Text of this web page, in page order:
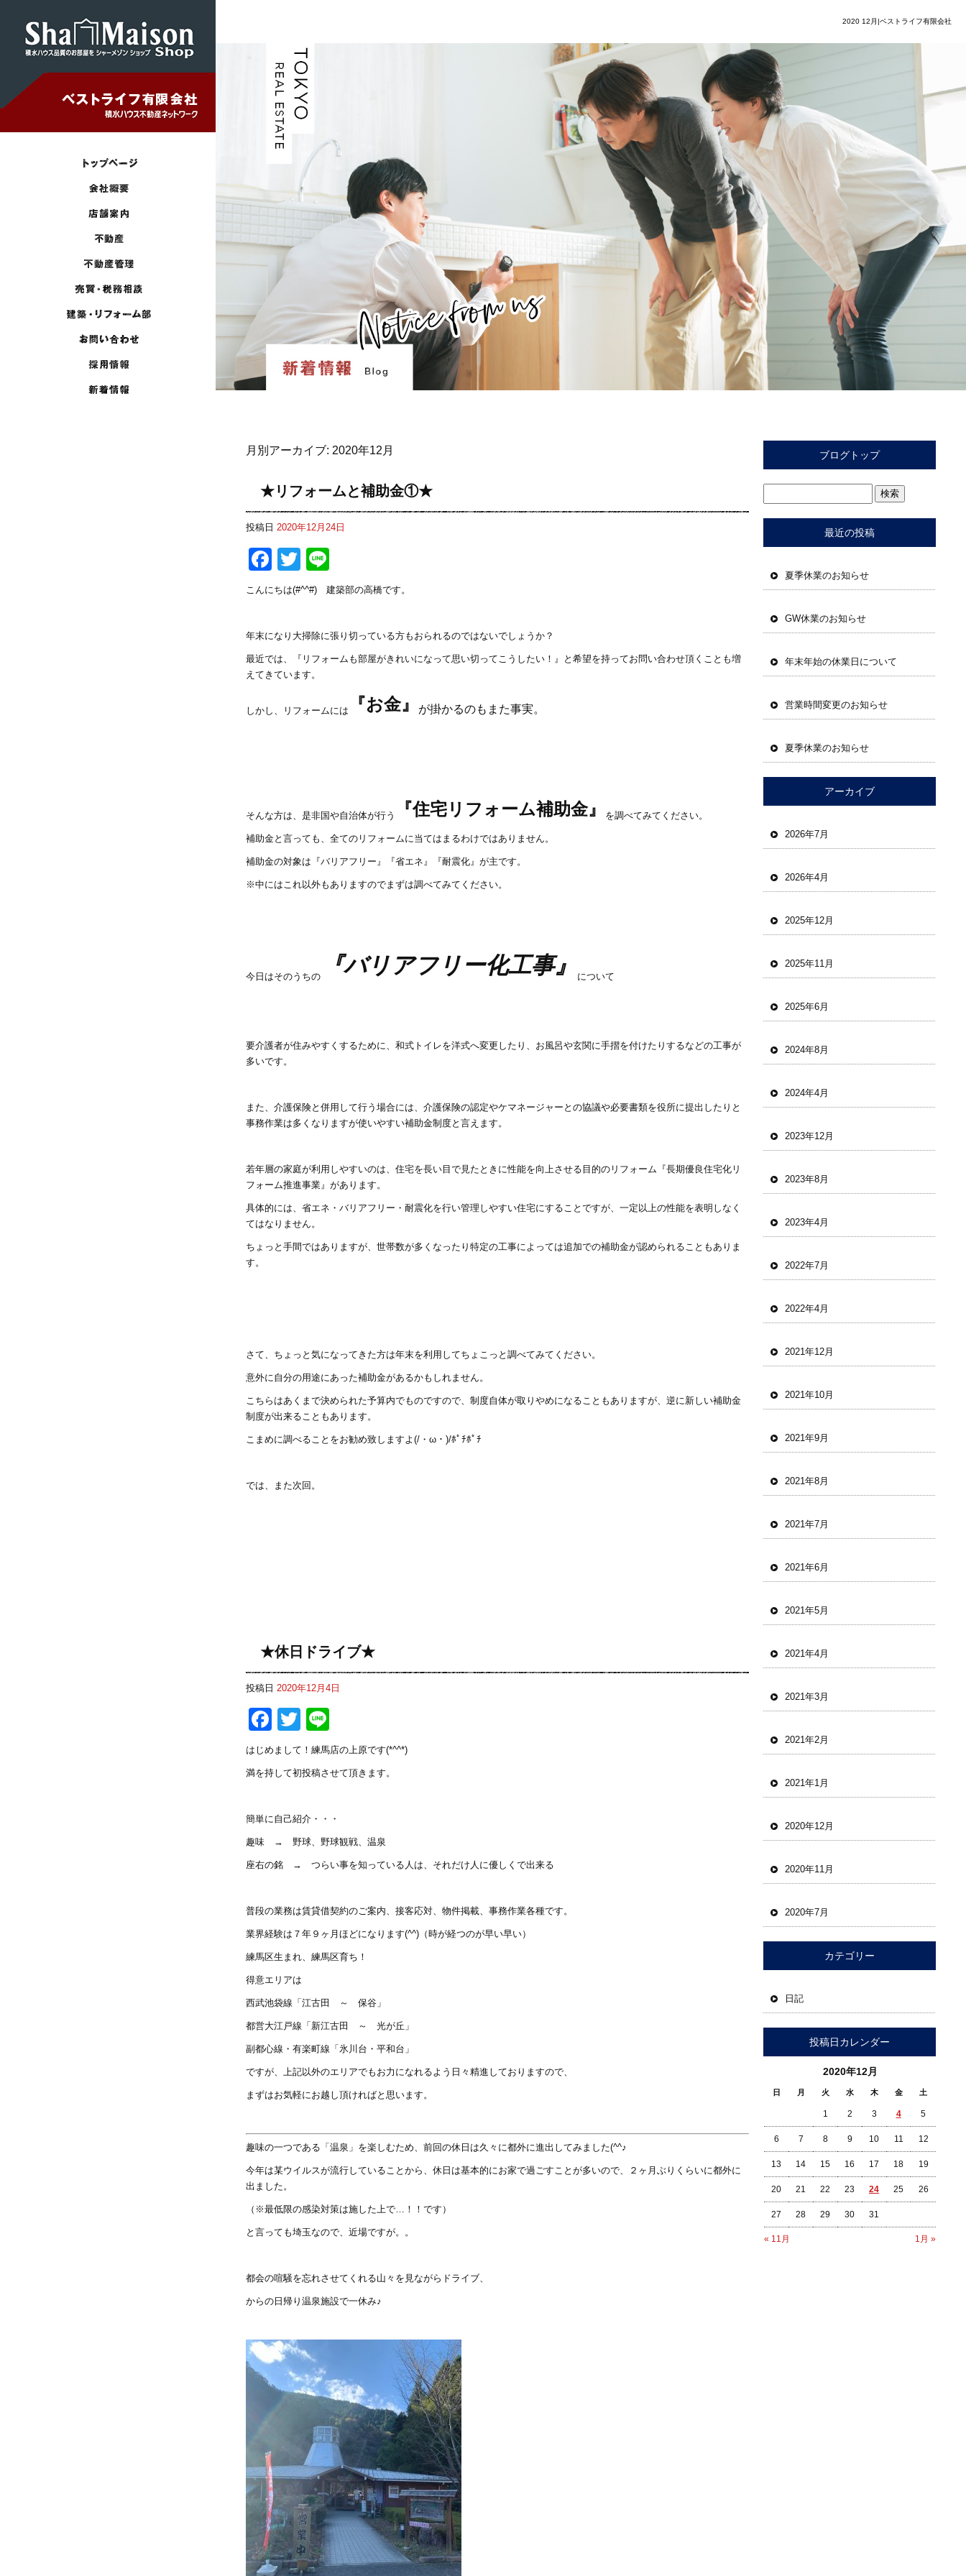
2020 12月|ベストライフ有限会社
月別アーカイブ: 2020年12月
★リフォームと補助金①★
投稿日 2020年12月24日
Facebook
Twitter
こんにちは(#^^#) 建築部の高橋です。
年末になり大掃除に張り切っている方もおられるのではないでしょうか？
最近では、『リフォームも部屋がきれいになって思い切ってこうしたい！』と希望を持ってお問い合わせ頂くことも増
えてきています。
しかし、リフォームには 『お金』 が掛かるのもまた事実。
そんな方は、是非国や自治体が行う 『住宅リフォーム補助金』 を調べてみてください。
補助金と言っても、全てのリフォームに当てはまるわけではありません。
補助金の対象は『バリアフリー』『省エネ』『耐震化』が主です。
※中にはこれ以外もありますのでまずは調べてみてください。
今日はそのうちの 『バリアフリー化工事』 について
要介護者が住みやすくするために、和式トイレを洋式へ変更したり、お風呂や玄関に手摺を付けたりするなどの工事が
多いです。
また、介護保険と併用して行う場合には、介護保険の認定やケマネージャーとの協議や必要書類を役所に提出したりと
事務作業は多くなりますが使いやすい補助金制度と言えます。
若年層の家庭が利用しやすいのは、住宅を長い目で見たときに性能を向上させる目的のリフォーム『長期優良住宅化リ
フォーム推進事業』があります。
具体的には、省エネ・バリアフリー・耐震化を行い管理しやすい住宅にすることですが、一定以上の性能を表明しなく
てはなりません。
ちょっと手間ではありますが、世帯数が多くなったり特定の工事によっては追加での補助金が認められることもありま
す。
さて、ちょっと気になってきた方は年末を利用してちょこっと調べてみてください。
意外に自分の用途にあった補助金があるかもしれません。
こちらはあくまで決められた予算内でものですので、制度自体が取りやめになることもありますが、逆に新しい補助金
制度が出来ることもあります。
こまめに調べることをお勧め致しますよ(/・ω・)/ﾎﾟﾁﾎﾟﾁ
では、また次回。
★休日ドライブ★
投稿日 2020年12月4日
Facebook
Twitter
はじめまして！練馬店の上原です(*^^*)
満を持して初投稿させて頂きます。
簡単に自己紹介・・・
趣味 → 野球、野球観戦、温泉
座右の銘 → つらい事を知っている人は、それだけ人に優しくで出来る
普段の業務は賃貸借契約のご案内、接客応対、物件掲載、事務作業各種です。
業界経験は７年９ヶ月ほどになります(^^)（時が経つのが早い早い）
練馬区生まれ、練馬区育ち！
得意エリアは
西武池袋線「江古田 ～ 保谷」
都営大江戸線「新江古田 ～ 光が丘」
副都心線・有楽町線「氷川台・平和台」
ですが、上記以外のエリアでもお力になれるよう日々精進しておりますので、
まずはお気軽にお越し頂ければと思います。
趣味の一つである「温泉」を楽しむため、前回の休日は久々に都外に進出してみました(^^♪
今年は某ウイルスが流行していることから、休日は基本的にお家で過ごすことが多いので、２ヶ月ぶりくらいに都外に
出ました。
（※最低限の感染対策は施した上で…！！です）
と言っても埼玉なので、近場ですが。。
都会の喧騒を忘れさせてくれる山々を見ながらドライブ、
からの日帰り温泉施設で一休み♪
ブログトップ
最近の投稿
夏季休業のお知らせ
GW休業のお知らせ
年末年始の休業日について
営業時間変更のお知らせ
夏季休業のお知らせ
アーカイブ
2026年7月
2026年4月
2025年12月
2025年11月
2025年6月
2024年8月
2024年4月
2023年12月
2023年8月
2023年4月
2022年7月
2022年4月
2021年12月
2021年10月
2021年9月
2021年8月
2021年7月
2021年6月
2021年5月
2021年4月
2021年3月
2021年2月
2021年1月
2020年12月
2020年11月
2020年7月
カテゴリー
日記
投稿日カレンダー
2020年12月
日 月 火 水 木 金 土
« 11月 1月 »
1 2 3 4 5
6 7 8 9 10 11 12
13 14 15 16 17 18 19
20 21 22 23 24 25 26
27 28 29 30 31